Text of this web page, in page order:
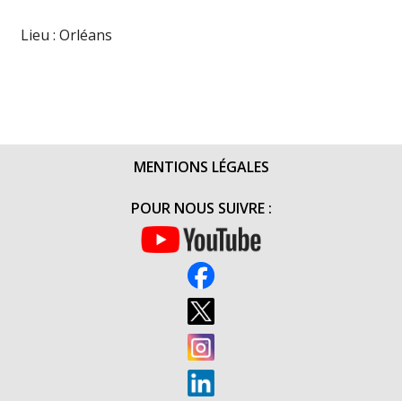
Lieu : Orléans
MENTIONS LÉGALES
POUR NOUS SUIVRE :